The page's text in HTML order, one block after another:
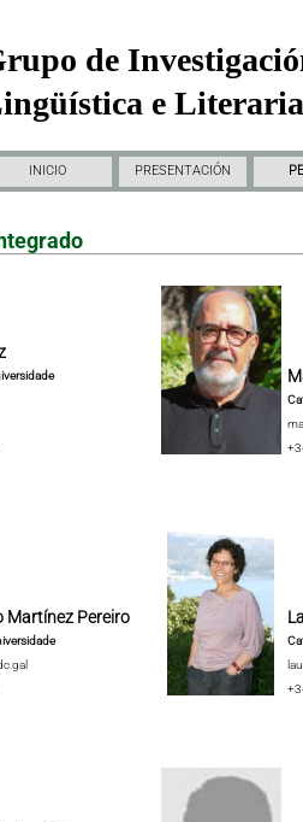
de
e
INICIO PRESENTACIÓN
Martínez Pereiro